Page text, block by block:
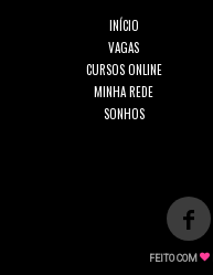
INÍCIO
VAGAS
CURSOS ONLINE
MINHA REDE
SONHOS
FEITO COM